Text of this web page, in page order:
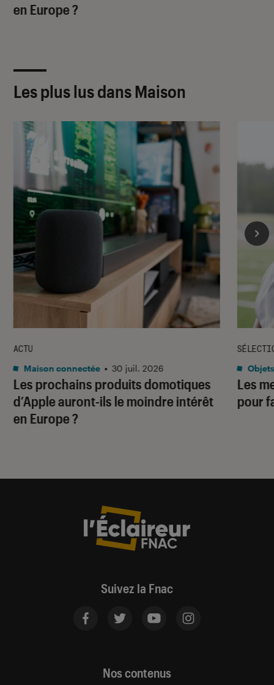
en Europe ?
Les plus lus dans Maison
Les prochains produits domotiques
d’Apple auront-ils le moindre intérêt
en Europe ?
ACTU
Maison connectée • 30 juil. 2026
Les
pour
Suivez la Fnac
Nos contenus